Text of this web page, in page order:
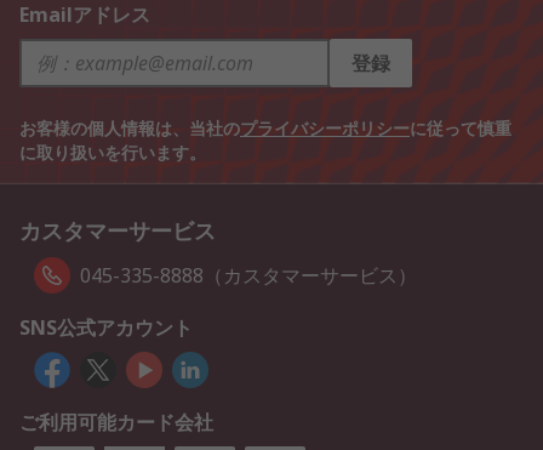
Emailアドレス
登録
お客様の個人情報は、当社のプライバシーポリシーに従って慎重
に取り扱いを行います。
カスタマーサービス
045-335-8888（カスタマーサービス）
SNS公式アカウント
ご利用可能カード会社